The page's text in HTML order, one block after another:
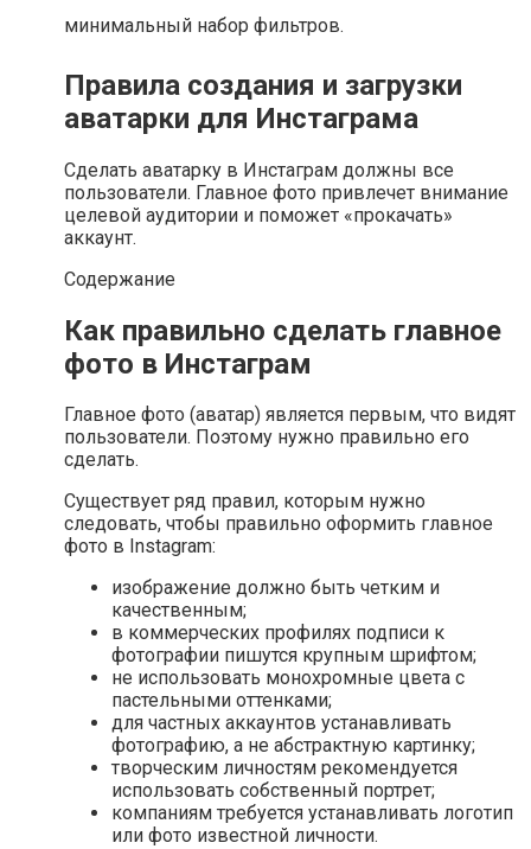
минимальный набор фильтров.
Правила создания и загрузки
аватарки для Инстаграма
Сделать аватарку в Инстаграм должны все
пользователи. Главное фото привлечет внимание
целевой аудитории и поможет «прокачать»
аккаунт.
Содержание
Как правильно сделать главное
фото в Инстаграм
Главное фото (аватар) является первым, что видят
пользователи. Поэтому нужно правильно его
сделать.
Существует ряд правил, которым нужно
следовать, чтобы правильно оформить главное
фото в Instagram:
изображение должно быть четким и
качественным;
в коммерческих профилях подписи к
фотографии пишутся крупным шрифтом;
не использовать монохромные цвета с
пастельными оттенками;
для частных аккаунтов устанавливать
фотографию, а не абстрактную картинку;
творческим личностям рекомендуется
использовать собственный портрет;
компаниям требуется устанавливать логотип
или фото известной личности.